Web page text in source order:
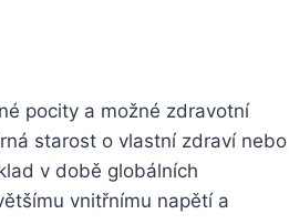
pocity a možné zdravotní
starost o vlastní zdraví nebo
v době globálních
vnitřnímu napětí a